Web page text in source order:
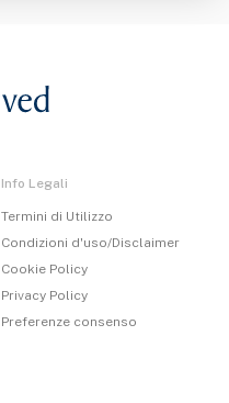
Info Legali
Termini di Utilizzo
Condizioni d'uso/Disclaimer
Cookie Policy
Privacy Policy
Preferenze consenso